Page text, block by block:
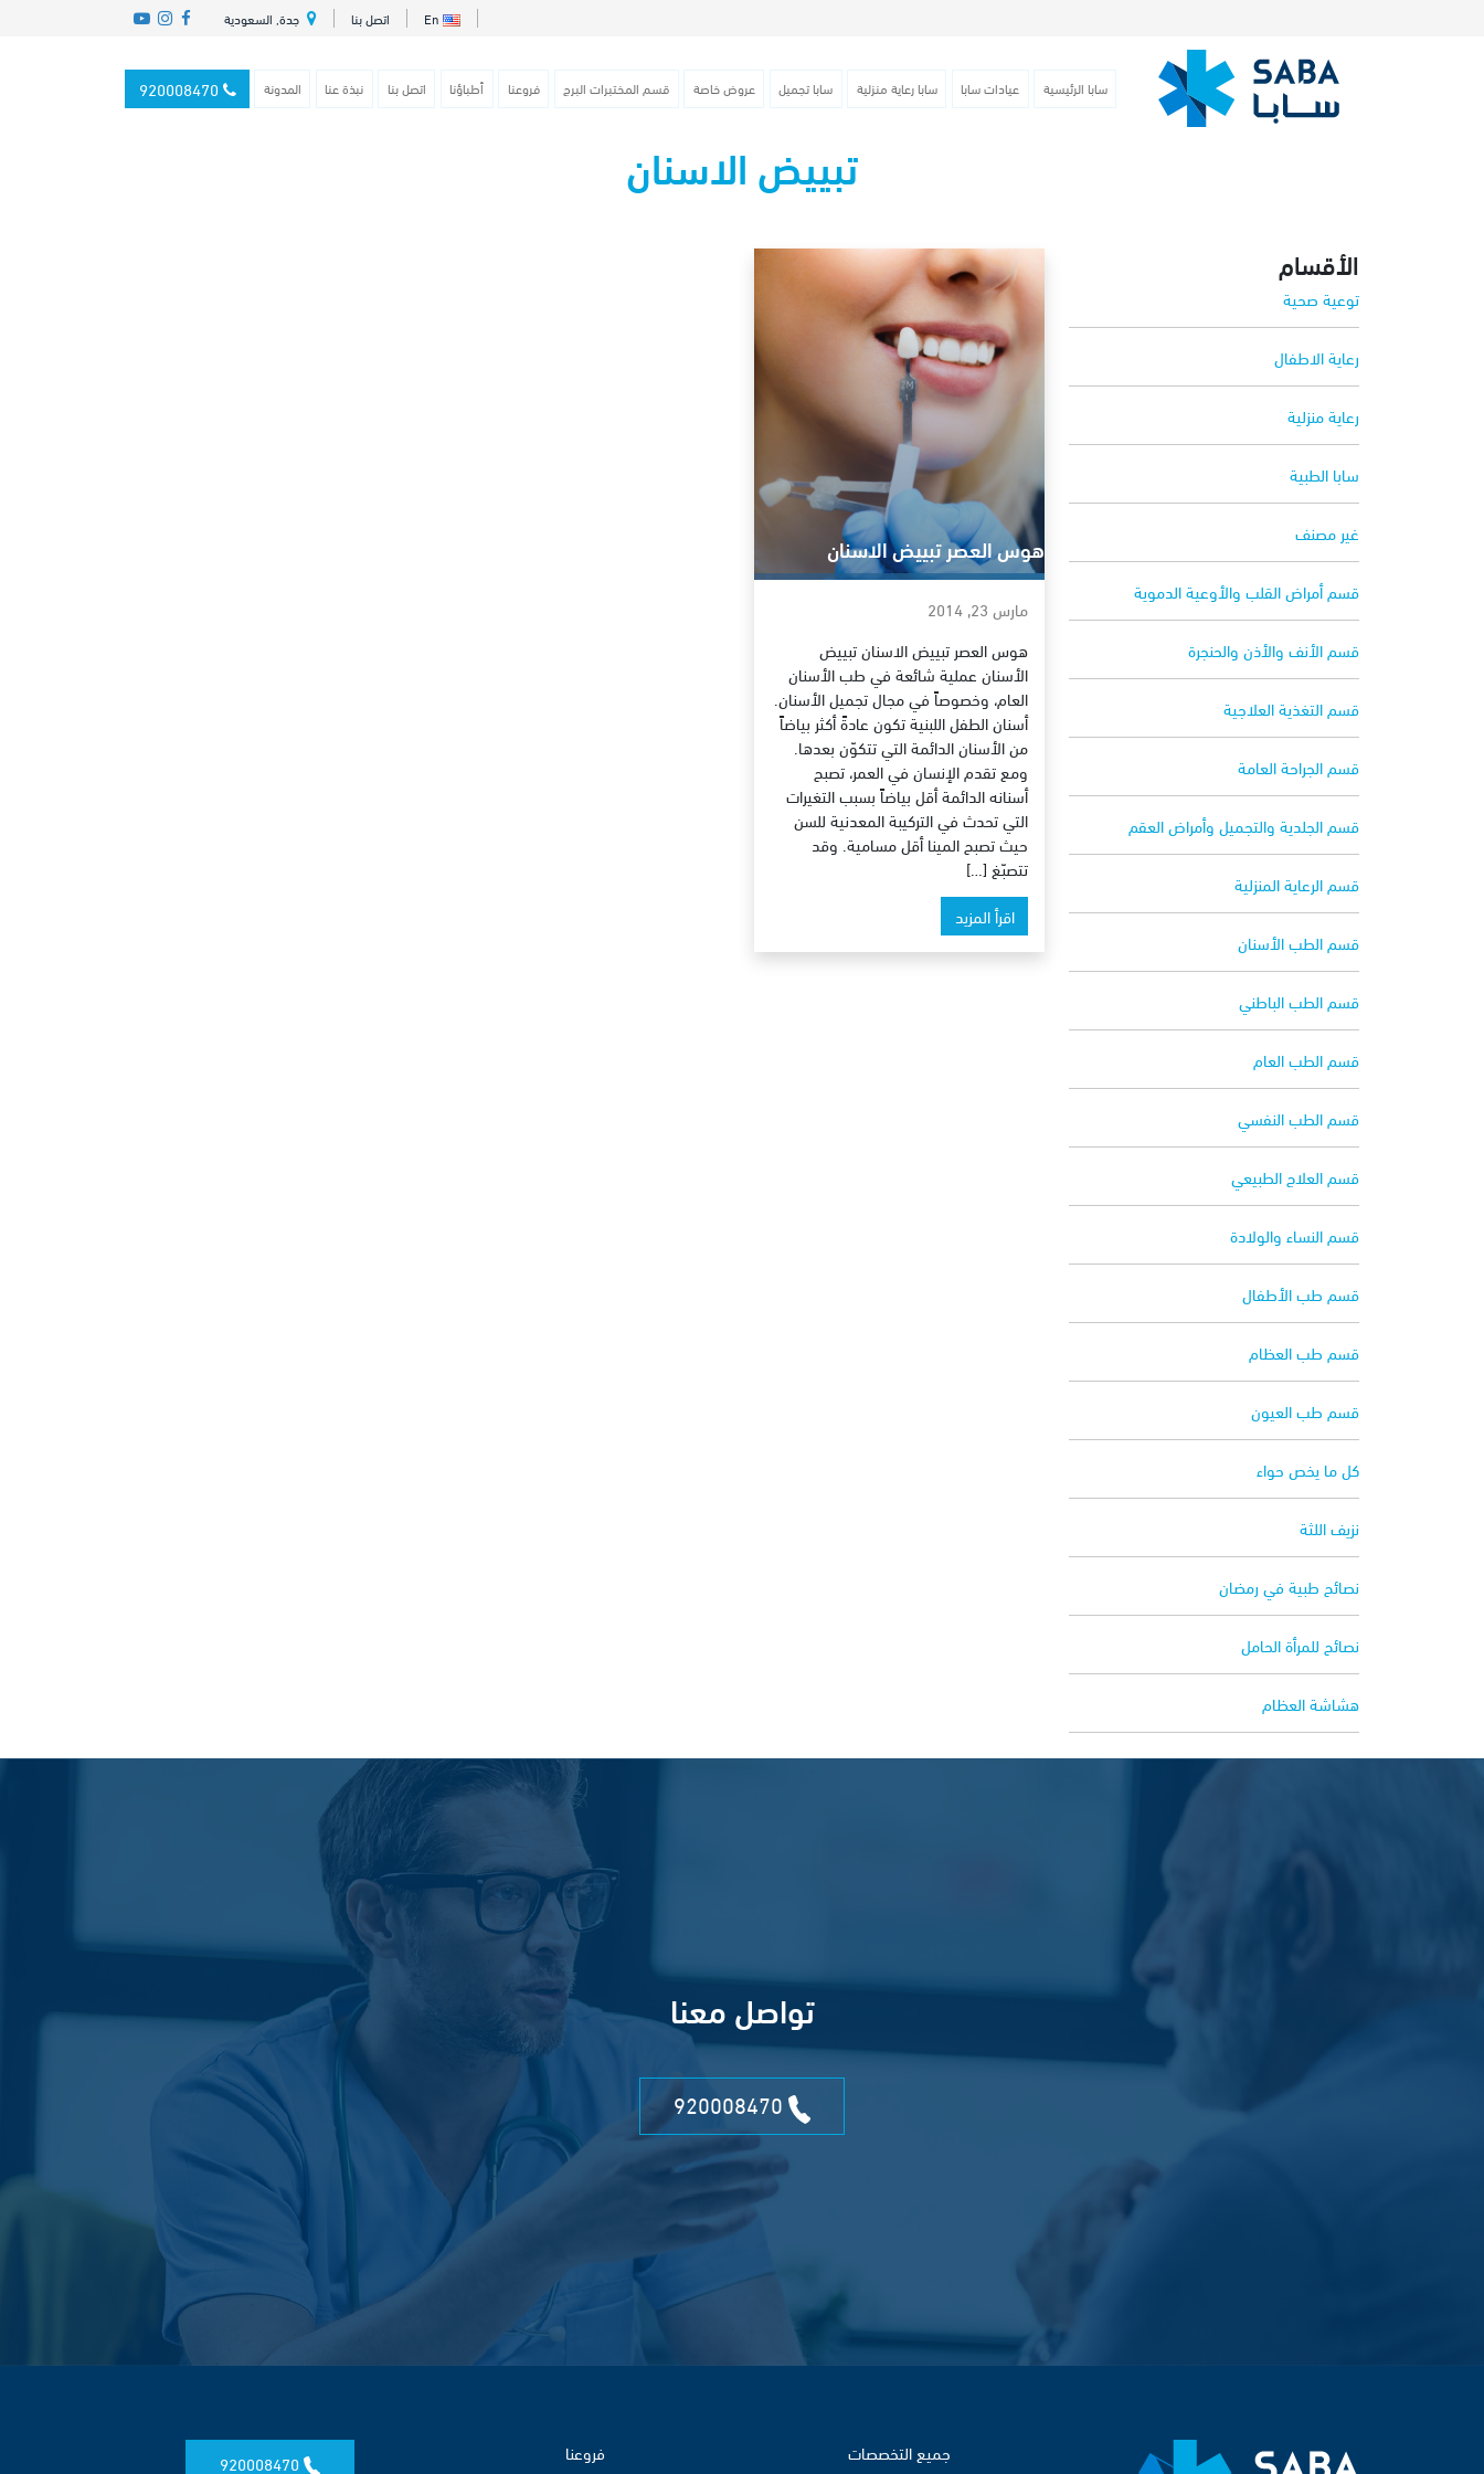
En اتصل بنا جدة, السعودية
سابا الرئيسية عيادات سابا سابا رعاية منزلية سابا تجميل عروض خاصة قسم المختبرات البرج فروعنا أطباؤنا اتصل بنا نبذة عنا المدونة
تبييض الاسنان
الأقسام
توعية صحية
رعاية الاطفال
رعاية منزلية
سابا الطبية
غير مصنف
قسم أمراض القلب والأوعية الدموية
قسم الأنف والأذن والحنجرة
قسم التغذية العلاجية
قسم الجراحة العامة
قسم الجلدية والتجميل وأمراض العقم
قسم الرعاية المنزلية
قسم الطب الأسنان
قسم الطب الباطني
قسم الطب العام
قسم الطب النفسي
قسم العلاج الطبيعي
قسم النساء والولادة
قسم طب الأطفال
قسم طب العظام
قسم طب العيون
كل ما يخص حواء
نزيف اللثة
نصائح طبية في رمضان
نصائح للمرأة الحامل
هشاشة العظام
هوس العصر تبييض الاسنان
مارس 23, 2014
هوس العصر تبييض الاسنان تبييض
الأسنان عملية شائعة في طب الأسنان
العام، وخصوصاً في مجال تجميل الأسنان.
أسنان الطفل اللبنية تكون عادةً أكثر بياضاً
من الأسنان الدائمة التي تتكوّن بعدها.
ومع تقدم الإنسان في العمر، تصبح
أسنانه الدائمة أقل بياضاً بسبب التغيرات
التي تحدث في التركيبة المعدنية للسن
حيث تصبح المينا أقل مسامية. وقد
تتصبّغ […]
اقرأ المزيد
تواصل معنا
جميع التخصصات فروعنا